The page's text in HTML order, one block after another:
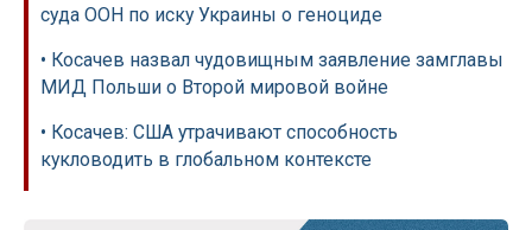
суда ООН по иску Украины о геноциде
• Косачев назвал чудовищным заявление замглавы
МИД Польши о Второй мировой войне
• Косачев: США утрачивают способность
кукловодить в глобальном контексте